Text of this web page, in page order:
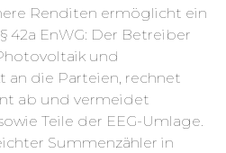
Renditen ermöglicht ein
42a EnWG: Der Betreiber
und
an die Parteien, rechnet
ab und vermeidet
Teile der EEG-Umlage.
Summenzähler in